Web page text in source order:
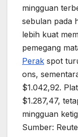
mingguan
sebulan pada
lebih kuat
pemegang
Perak spot
ons,
$1.042,92.
$1.287,47,
mingguan
Sumber: